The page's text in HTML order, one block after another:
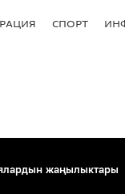
СПОРТ
жаңылыктары